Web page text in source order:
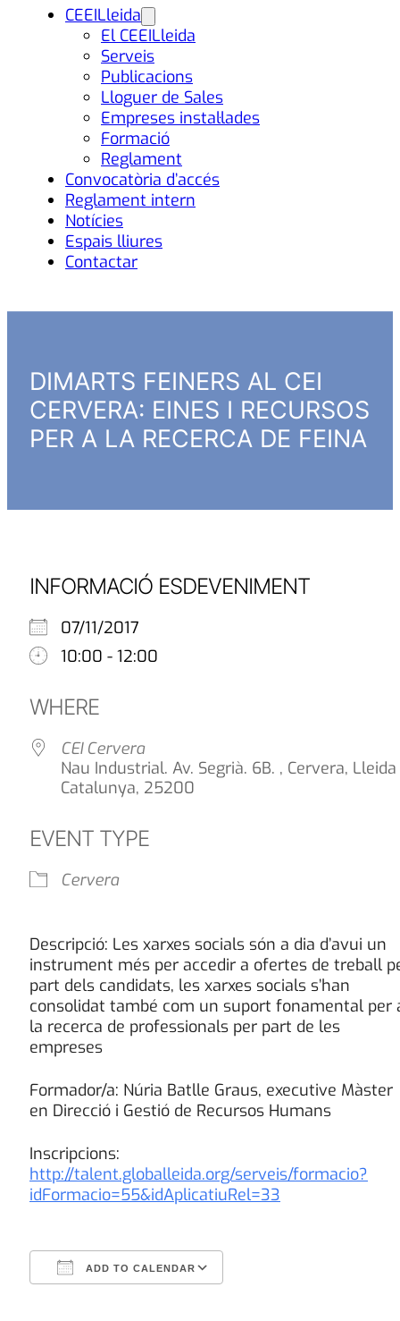
CEEILleida
El CEEILleida
Serveis
Publicacions
Lloguer de Sales
Empreses instal·lades
Formació
Reglament
Convocatòria d’accés
Reglament intern
Notícies
Espais lliures
Contactar
DIMARTS FEINERS AL CEI
CERVERA: EINES I RECURSOS
PER A LA RECERCA DE FEINA
INFORMACIÓ ESDEVENIMENT
07/11/2017
10:00 - 12:00
WHERE
CEI Cervera
Nau Industrial. Av. Segrià. 6B. , Cervera,
Catalunya, 25200
EVENT TYPE
Cervera
Descripció: Les xarxes socials són a dia d’avui un
instrument més per accedir a ofertes de treball
part dels candidats, les xarxes socials s’han
consolidat també com un suport fonamental per
la recerca de professionals per part de les
empreses
Formador/a: Núria Batlle Graus, executive Màster
en Direcció i Gestió de Recursos Humans
Inscripcions:
http://talent.globalleida.org/serveis/formacio?
idFormacio=55&idAplicatiuRel=33
ADD TO CALENDAR